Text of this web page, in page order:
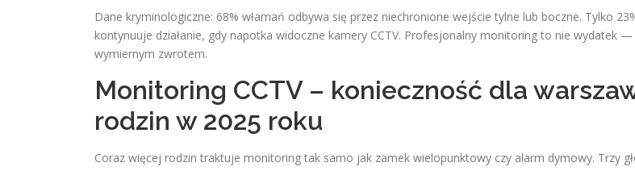
Dane kryminologiczne: 68% włamań odbywa się przez niechronione wejście tylne lub boczne. Tylko
kontynuuje działanie, gdy napotka widoczne kamery CCTV. Profesjonalny monitoring to nie wydatek
wymiernym zwrotem.
Monitoring CCTV – konieczność dla
rodzin w 2025 roku
Coraz więcej rodzin traktuje monitoring tak samo jak zamek wielopunktowy czy alarm dymowy. Trzy